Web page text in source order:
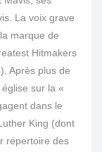
La voix grave
marque de
Hitmakers
Après plus de
sur la «
dans le
King (dont
répertoire des